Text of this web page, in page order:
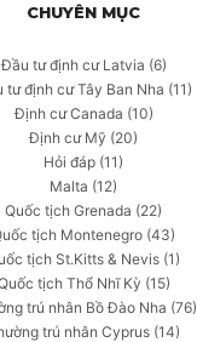
CHUYÊN MỤC
Đầu tư định cư Latvia (6)
tư định cư Tây Ban Nha (11)
Định cư Canada (10)
Định cư Mỹ (20)
Hỏi đáp (11)
Malta (12)
Quốc tịch Grenada (22)
tịch Montenegro (43)
tịch St.Kitts & Nevis (1)
tịch Thổ Nhĩ Kỳ (15)
trú nhân Bồ Đào Nha (76)
trú nhân Cyprus (14)